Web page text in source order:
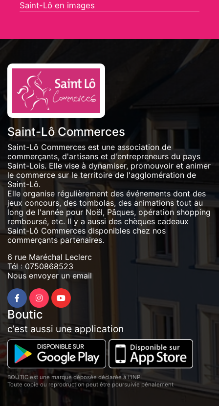
Saint-Lô en images
Saint-Lô Commerces
Saint-Lô Commerces est une association de
commerçants, d'artisans et d'entrepreneurs du pays
Saint-Lois. Elle vise à dynamiser, promouvoir et animer
le commerce sur le territoire de l'agglomération de
Saint-Lô.
Elle organise régulièrement des événements dont des
jeux concours, des tombolas, des animations tout au
long de l'année pour Noël, Pâques, opération shopping
remboursé, etc. Il y a aussi des chèques cadeaux
Saint-Lô Commerces disponibles chez nos
commerçants partenaires.
6 rue Maréchal Leclerc
Tél : 0750868523
Nous envoyer un email
Boutic
c’est aussi une application
BOUTIC est une marque déposée déclarée à l'INPI
Toute copie ou reprodruction peut être poursuivie pénalement